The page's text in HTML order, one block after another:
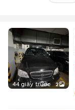
44 giây trước 2